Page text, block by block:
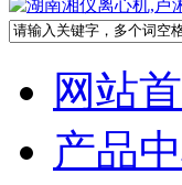
网站
产品